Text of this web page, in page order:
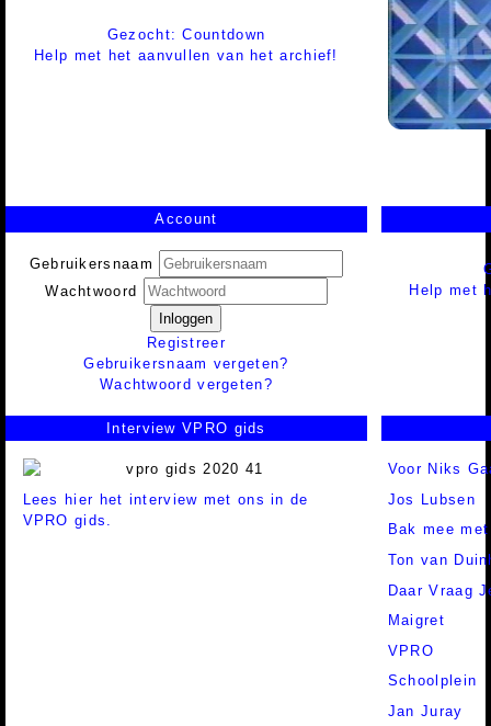
Gezocht: Countdown
Help met het aanvullen van het archief!
Account
Gebruikersnaam
Wachtwoord
Inloggen
Registreer
Gebruikersnaam vergeten?
Wachtwoord vergeten?
Help met
Interview VPRO gids
Lees hier het interview met ons in de
VPRO gids.
Voor Niks
Jos Lubsen
Bak mee
Ton van
Daar Vraag
Maigret
VPRO
Schoolplein
Jan Juray